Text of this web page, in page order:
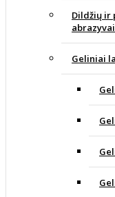
Dildžių ir
Geliniai